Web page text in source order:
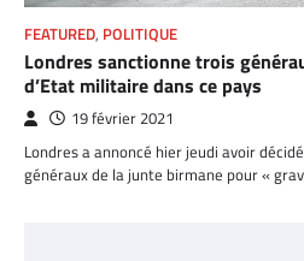
FEATURED, POLITIQUE
Londres sanctionne trois
d’Etat militaire dans ce pays
19 février 2021
Londres a annoncé hier jeudi avoir
généraux de la junte birmane pour «